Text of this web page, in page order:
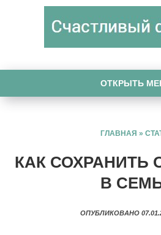
ОТКРЫТЬ
ГЛАВНАЯ »
КАК СОХРАНИТЬ
В
ОПУБЛИКОВАНО